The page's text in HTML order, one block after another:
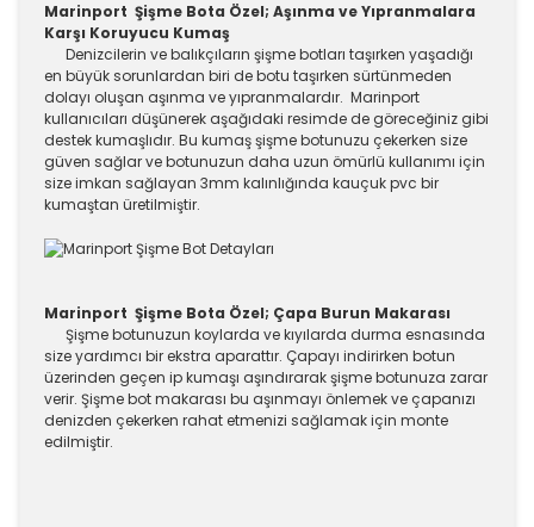
Marinport Şişme Bota Özel; Aşınma ve Yıpranmalara
Karşı Koruyucu Kumaş
Denizcilerin ve balıkçıların şişme botları taşırken yaşadığı
en büyük sorunlardan biri de botu taşırken sürtünmeden
dolayı oluşan aşınma ve yıpranmalardır. Marinport
kullanıcıları düşünerek aşağıdaki resimde de göreceğiniz gibi
destek kumaşlıdır. Bu kumaş şişme botunuzu çekerken size
güven sağlar ve botunuzun daha uzun ömürlü kullanımı için
size imkan sağlayan 3mm kalınlığında kauçuk pvc bir
kumaştan üretilmiştir.
Marinport Şişme Bota Özel; Çapa Burun Makarası
Şişme botunuzun koylarda ve kıyılarda durma esnasında
size yardımcı bir ekstra aparattır. Çapayı indirirken botun
üzerinden geçen ip kumaşı aşındırarak şişme botunuza zarar
verir. Şişme bot makarası bu aşınmayı önlemek ve çapanızı
denizden çekerken rahat etmenizi sağlamak için monte
edilmiştir.